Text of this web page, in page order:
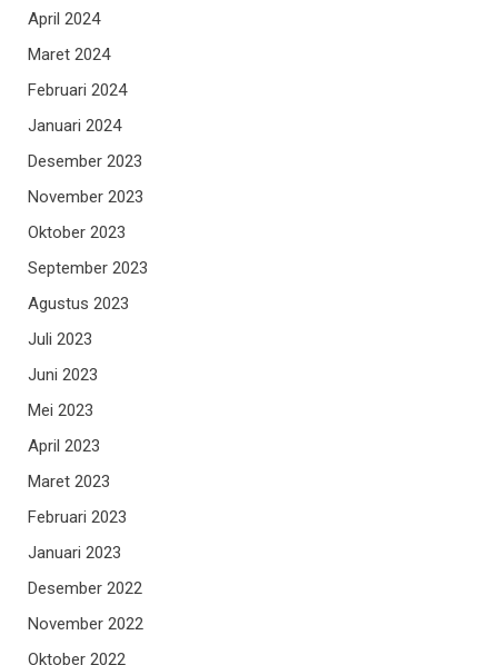
April 2024
Maret 2024
Februari 2024
Januari 2024
Desember 2023
November 2023
Oktober 2023
September 2023
Agustus 2023
Juli 2023
Juni 2023
Mei 2023
April 2023
Maret 2023
Februari 2023
Januari 2023
Desember 2022
November 2022
Oktober 2022